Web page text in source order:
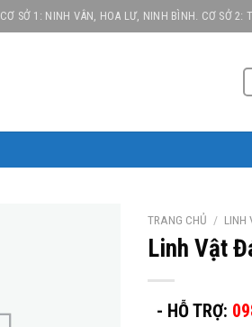
CƠ SỞ 1: NINH VÂN, HOA LƯ, NINH BÌNH. CƠ SỞ 2:
TRANG CHỦ / LINH
Linh Vật
- HỖ TRỢ: